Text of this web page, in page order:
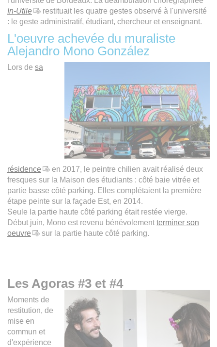
In-Utile
restituait les quatre gestes observé à l'université
: le geste administratif, étudiant, chercheur et enseignant.
L'oeuvre achevée du muraliste
Alejandro Mono González
Lors de sa
résidence
en 2017, le peintre chilien avait réalisé deux
fresques sur la Maison des étudiants : côté baie vitrée et
partie basse côté parking. Elles complétaient la première
étape peinte sur la façade Est, en 2014.
Seule la partie haute côté parking était restée vierge.
Début juin, Mono est revenu bénévolement terminer son
oeuvre
sur la partie haute côté parking.
Les Agoras #3 et #4
Moments de
restitution, de
mise en
commun et
d'expérience